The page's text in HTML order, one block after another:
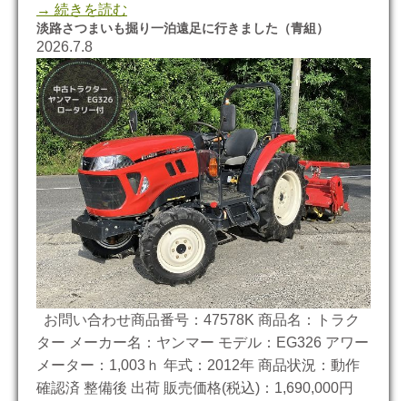
→ 続きを読む
淡路さつまいも掘り一泊遠足に行きました（青組）
2026.7.8
お問い合わせ商品番号：47578K 商品名：トラク
ター メーカー名：ヤンマー モデル：EG326 アワー
メーター：1,003ｈ 年式：2012年 商品状況：動作
確認済 整備後 出荷 販売価格(税込)：1,690,000円